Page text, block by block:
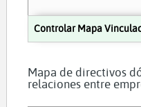
Controlar Mapa
Mapa de directivos
relaciones entre